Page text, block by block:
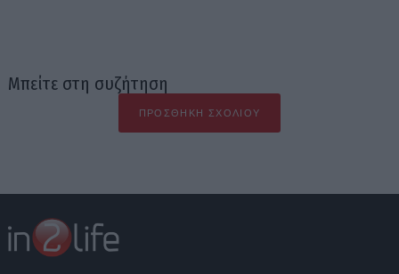
Μπείτε στη συζήτηση
ΠΡΟΣΘΉΚΗ ΣΧΟΛΊΟΥ